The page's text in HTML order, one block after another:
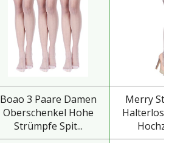
Boao 3 Paare Damen
Oberschenkel Hohe
Strümpfe Spit...
Merry